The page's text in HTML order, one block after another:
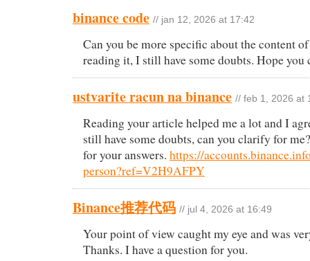
binance code // jan 12, 2026 at 17:42
Can you be more specific about the content
reading it, I still have some doubts. Hope you
ustvarite racun na binance // feb 1, 2026 at
Reading your article helped me a lot and I
still have some doubts, can you clarify for
for your answers. https://
person?ref=V2H9AFPY
Binance推荐代码 // jul 4, 2026 at 16:49
Your point of view caught my eye and was
Thanks. I have a question for you.